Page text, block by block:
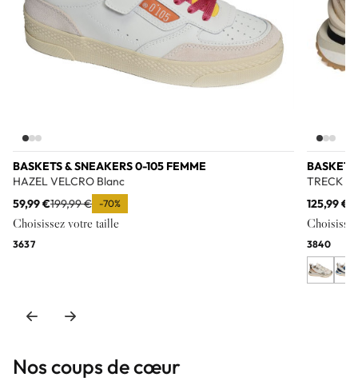
BASKETS & SNEAKERS 0-105 FEMME
HAZEL VELCRO Blanc
59,99 €199,99 € -70%
Choisissez votre taille
3637
TRECK
125,99 €
3840
Nos coups de cœur